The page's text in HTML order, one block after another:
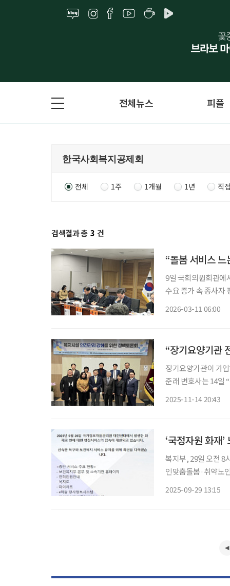
전체뉴스 피플
전체 1주 1개월 1년 직
검색결과 총 3 건
“돌봄 서비스
9일 국회의원회관에
수요 증가 속 종사자 평균
2026-03-11 06:00
“장기요양기관
장기요양기관이 가
준래 변호사는 14일
2025-11-14 20:43
‘국정자원 화재
복지부, 29일 오전 8
인맞춤돌봄·취약노
2025-09-29 13:15